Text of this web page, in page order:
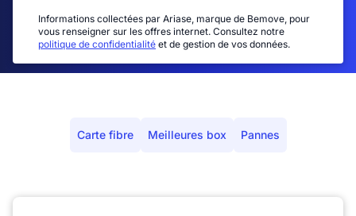
Informations collectées par Ariase, marque de Bemove, pour
vous renseigner sur les offres internet. Consultez notre
politique de confidentialité et de gestion de vos données.
Carte fibre Meilleures box Pannes